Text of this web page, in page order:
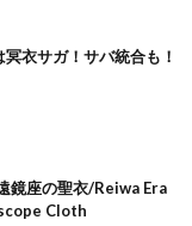
冥衣サガ！サバ統合も！
鏡座の聖衣/Reiwa Era
Cloth